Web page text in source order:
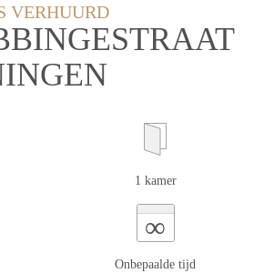
VERHUURD
1 kamer
∞
Onbepaalde tijd